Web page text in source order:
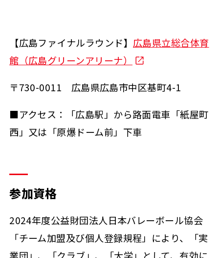
【広島ファイナルラウンド】 広島県立総合体育
館（広島グリーンアリーナ）
〒730-0011 広島県広島市中区基町4-1
■アクセス：「広島駅」から路面電車「紙屋町
西」又は「原爆ドーム前」下車
参加資格
2024年度公益財団法人日本バレーボール協会
「チーム加盟及び個人登録規程」により、「実